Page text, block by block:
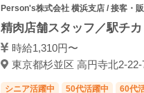
Person's株式会社 横浜支店/ 接客・
精肉店舗スタッフ／駅チ
時給1,310円〜
東京都杉並区 高円寺北2-
シニア活躍中 50代活躍中 60代